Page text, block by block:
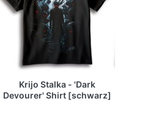
Krijo Stalka - 'Dark
Devourer' Shirt [schwarz]